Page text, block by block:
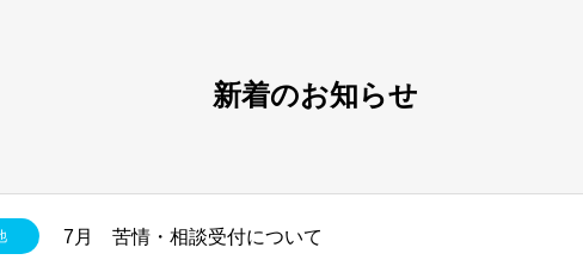
新着のお知らせ
7月 苦情・相談受付について